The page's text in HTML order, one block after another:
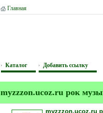
Главная
Каталог Добавить ссылку
myzzzon.ucoz.ru рок
myzzzon.ucoz.ru